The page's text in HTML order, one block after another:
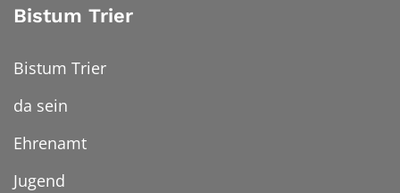
Bistum Trier
Bistum Trier
da sein
Ehrenamt
Jugend